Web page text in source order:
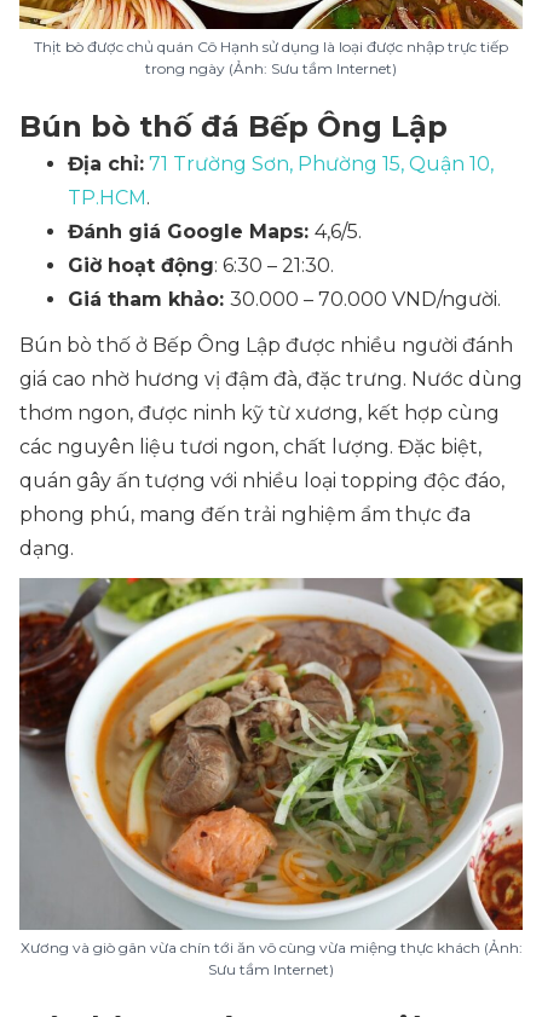
Thịt bò được chủ quán Cô Hạnh sử dụng là loại được nhập trực tiếp
trong ngày (Ảnh: Sưu tầm Internet)
Bún bò thố đá Bếp Ông Lập
Địa chỉ: 71 Trường Sơn, Phường 15, Quận 10,
TP.HCM.
Đánh giá Google Maps: 4,6/5.
Giờ hoạt động: 6:30 – 21:30.
Giá tham khảo: 30.000 – 70.000 VND/người.
Bún bò thố ở Bếp Ông Lập được nhiều người đánh
giá cao nhờ hương vị đậm đà, đặc trưng. Nước dùng
thơm ngon, được ninh kỹ từ xương, kết hợp cùng
các nguyên liệu tươi ngon, chất lượng. Đặc biệt,
quán gây ấn tượng với nhiều loại topping độc đáo,
phong phú, mang đến trải nghiệm ẩm thực đa
dạng.
Xương và giò gân vừa chín tới ăn vô cùng vừa miệng thực khách (Ảnh:
Sưu tầm Internet)